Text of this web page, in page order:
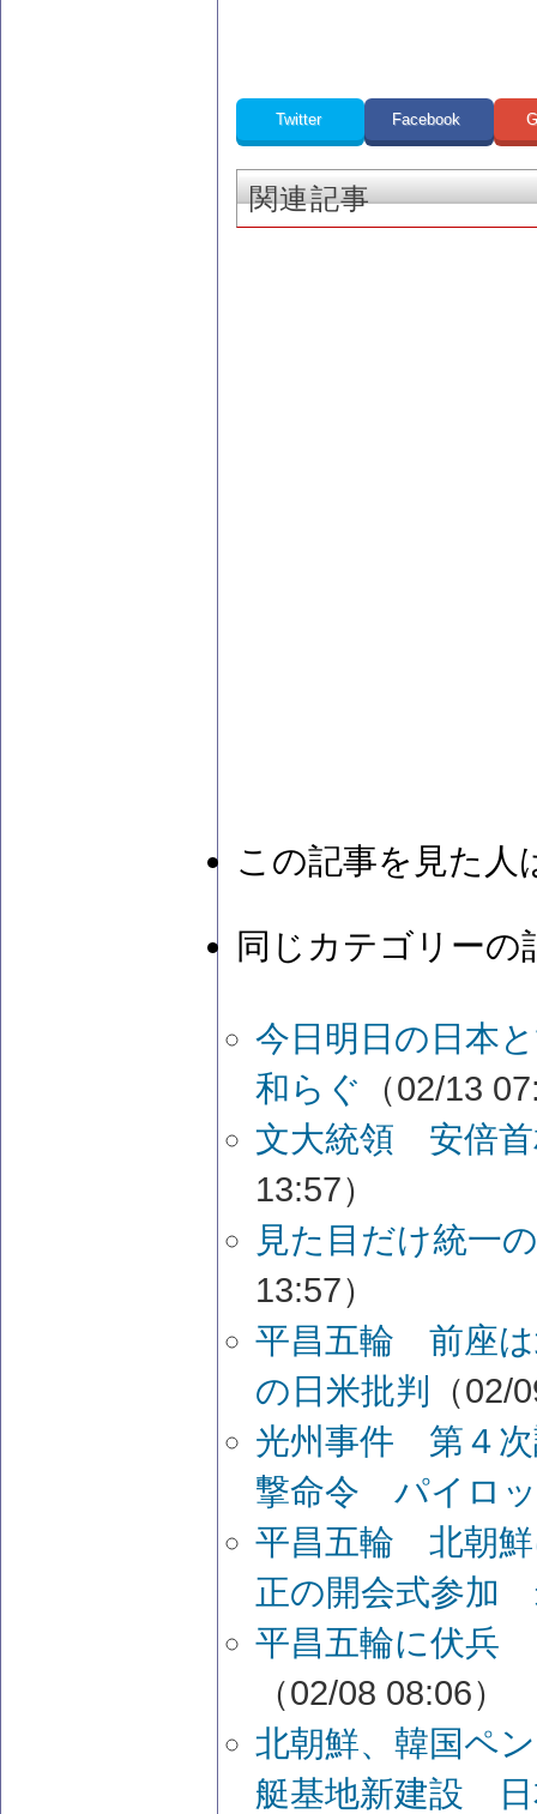
Twitter Facebook
関連記事
この記事を見た人
同じカテゴリーの
今日明日の日本
和らぐ
（02/13
文大統領 安倍首
13:57）
見た目だけ統一
13:57）
平昌五輪 前座
の日米批判
（02/
光州事件 第４
撃命令 パイロ
平昌五輪 北朝
正の開会式参加
平昌五輪に伏兵
（02/08 08:06）
北朝鮮、韓国ペ
艇基地新建設 日